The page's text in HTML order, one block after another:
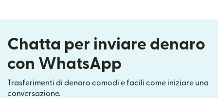
Chatta per inviare denaro
con WhatsApp
Trasferimenti di denaro comodi e facili come iniziare una
conversazione.